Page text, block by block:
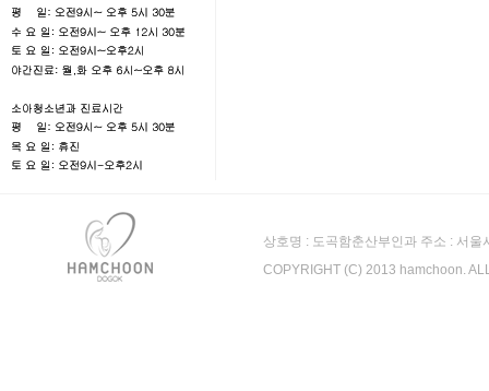
상호명 : 도곡함춘산부인과 주소 : 서
COPYRIGHT (C) 2013 hamchoon.